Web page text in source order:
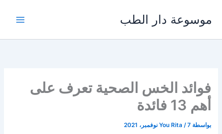
المحتوى
موسوعة دار الطب
فوائد الخس الصحية تعرف على
أهم 13 فائدة
بواسطة You Rita /7 نوفمبر، 2021